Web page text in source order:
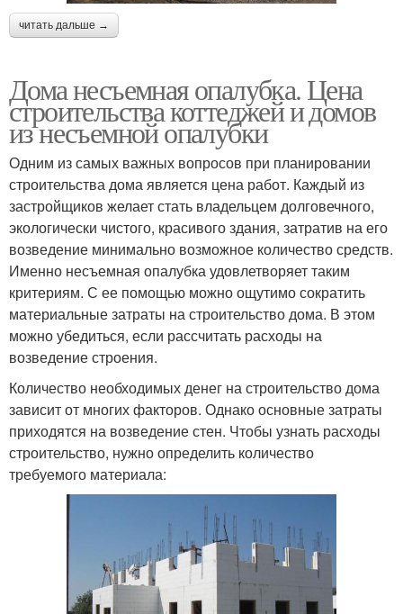
читать дальше →
Дома несъемная опалубка. Цена
строительства коттеджей и домов
из несъемной опалубки
Одним из самых важных вопросов при планировании
строительства дома является цена работ. Каждый из
застройщиков желает стать владельцем долговечного,
экологически чистого, красивого здания, затратив на его
возведение минимально возможное количество средств.
Именно несъемная опалубка удовлетворяет таким
критериям. С ее помощью можно ощутимо сократить
материальные затраты на строительство дома. В этом
можно убедиться, если рассчитать расходы на
возведение строения.
Количество необходимых денег на строительство дома
зависит от многих факторов. Однако основные затраты
приходятся на возведение стен. Чтобы узнать расходы
строительство, нужно определить количество
требуемого материала: